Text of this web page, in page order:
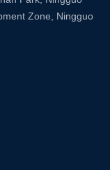
Zone, Ningguo